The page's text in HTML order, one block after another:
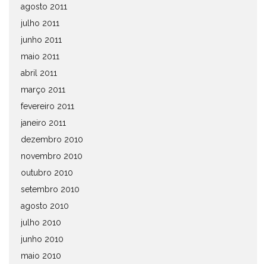
agosto 2011
julho 2011
junho 2011
maio 2011
abril 2011
março 2011
fevereiro 2011
janeiro 2011
dezembro 2010
novembro 2010
outubro 2010
setembro 2010
agosto 2010
julho 2010
junho 2010
maio 2010